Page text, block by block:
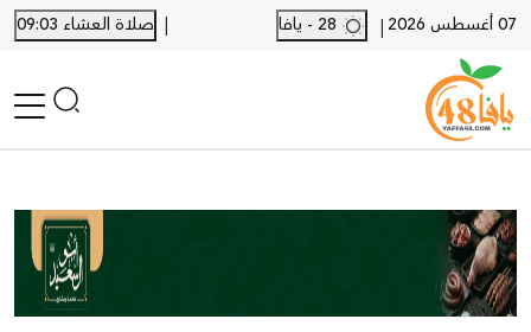
07 أغسطس 2026 |
| صلاة العشاء 09:03
أخبار محلية
أخبار يافا
SHORTS
أخبار اللد والرملة